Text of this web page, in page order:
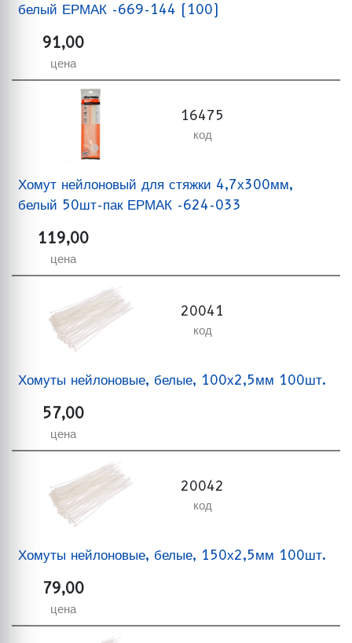
белый ЕРМАК -669-144 (100)
91,00
цена
16475
код
Хомут нейлоновый для стяжки 4,7х300мм,
белый 50шт-пак ЕРМАК -624-033
119,00
цена
20041
код
Хомуты нейлоновые, белые, 100х2,5мм 100шт.
57,00
цена
20042
код
Хомуты нейлоновые, белые, 150х2,5мм 100шт.
79,00
цена